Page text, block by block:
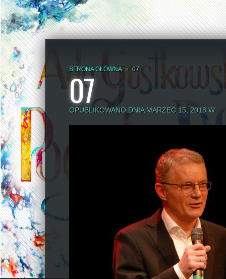
STRONA GŁÓWNA » 07
07
OPUBLIKOWANO DNIA MARZEC 15, 2018 W